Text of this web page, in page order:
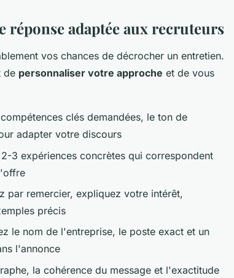
adaptée aux recruteurs
vos chances de décrocher un entretien.
de personnaliser votre approche et de vous
clés demandées, le ton de
adapter votre discours
3 expériences concrètes qui correspondent
par remercier, expliquez votre intérêt,
précis
le nom de l'entreprise, le poste exact et un
l'annonce
la cohérence du message et l'exactitude